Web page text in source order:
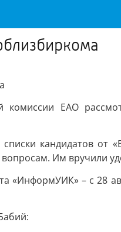
комиссии ЕАО
кандидатов
Им вручили
«ИнформУИК» – с 28